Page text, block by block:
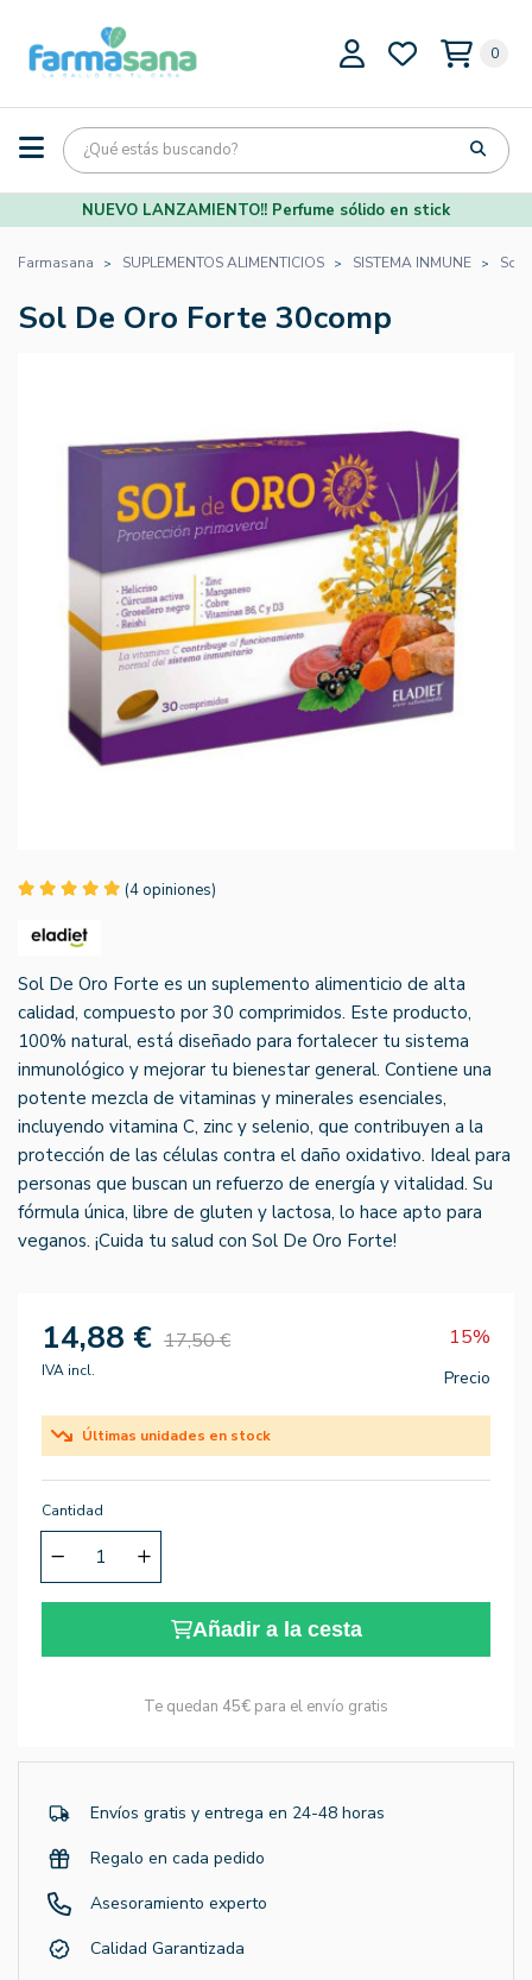
0
NUEVO LANZAMIENTO!! Perfume sólido en stick
Farmasana SUPLEMENTOS ALIMENTICIOS SISTEMA INMUNE Sol
Sol De Oro Forte 30comp
(4 opiniones)
Sol De Oro Forte es un suplemento alimenticio de alta
calidad, compuesto por 30 comprimidos. Este producto,
100% natural, está diseñado para fortalecer tu sistema
inmunológico y mejorar tu bienestar general. Contiene una
potente mezcla de vitaminas y minerales esenciales,
incluyendo vitamina C, zinc y selenio, que contribuyen a la
protección de las células contra el daño oxidativo. Ideal para
personas que buscan un refuerzo de energía y vitalidad. Su
fórmula única, libre de gluten y lactosa, lo hace apto para
veganos. ¡Cuida tu salud con Sol De Oro Forte!
14,88 € 17,50 € 15%
IVA incl. Precio
Últimas unidades en stock
Cantidad
Añadir a la cesta
Te quedan 45€ para el envío gratis
Envíos gratis y entrega en 24-48 horas
Regalo en cada pedido
Asesoramiento experto
Calidad Garantizada